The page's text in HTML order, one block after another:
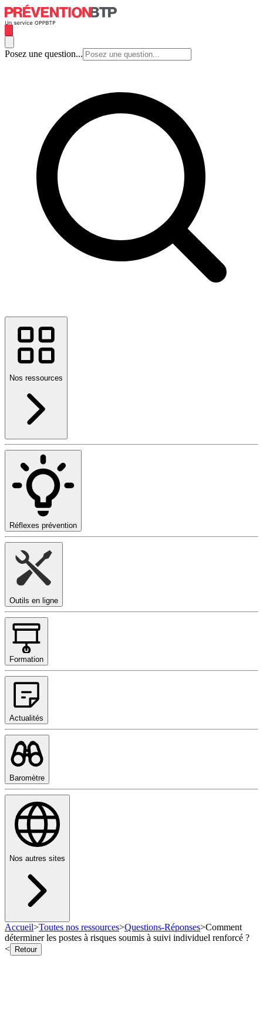
Posez une question...
Nos ressources
Réflexes prévention
Outils en ligne
Formation
Actualités
Baromètre
Nos autres sites
Accueil>Toutes nos ressources>Questions-Réponses>Comment
déterminer les postes à risques soumis à suivi individuel renforcé ?
<
Retour